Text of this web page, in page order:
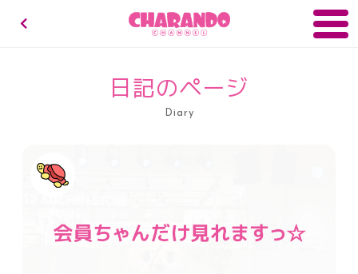
キャランドゥチャンネル
日記のページ
Diary